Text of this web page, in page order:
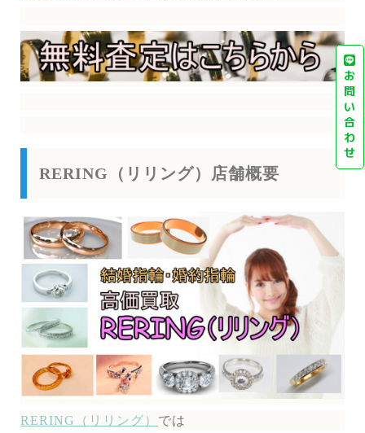
RERING（リリング）店舗概要
RERING（リリング） では
お
問
い
合
わ
せ